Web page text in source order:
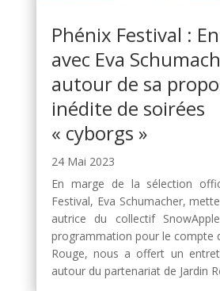
Phénix Festival :
avec Eva
autour de sa
inédite de soirées
« cyborgs »
24 Mai 2023
En marge de la sélection
Festival, Eva Schumacher,
autrice du collectif
programmation pour le compte
Rouge, nous a offert un
autour du partenariat de Jardin